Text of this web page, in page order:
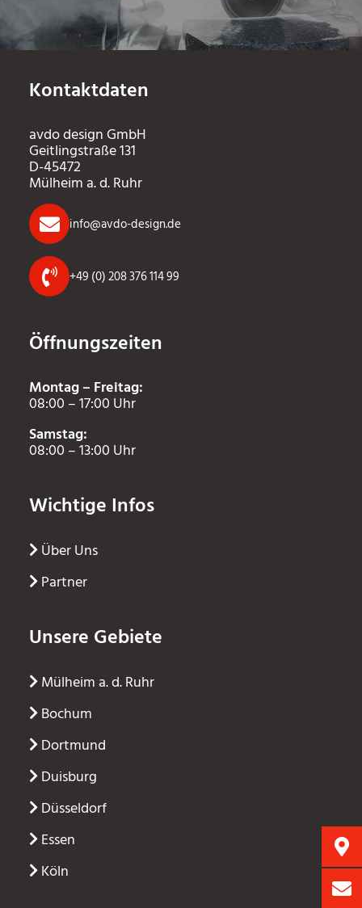
Kontaktdaten
avdo design GmbH
Geitlingstraße 131
D-45472
Mülheim a. d. Ruhr
info@avdo-design.de
+49 (0) 208 376 114 99
Öffnungszeiten
Montag – Freitag:
08:00 – 17:00 Uhr
Samstag:
08:00 – 13:00 Uhr
Wichtige Infos
Über Uns
Partner
Unsere Gebiete
Mülheim a. d. Ruhr
Bochum
Dortmund
Duisburg
Düsseldorf
Essen
Köln